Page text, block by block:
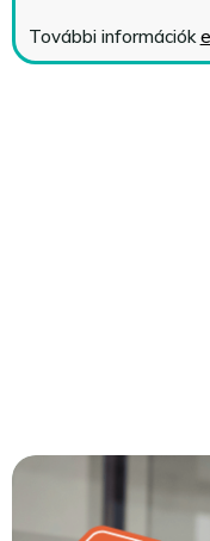
További információk